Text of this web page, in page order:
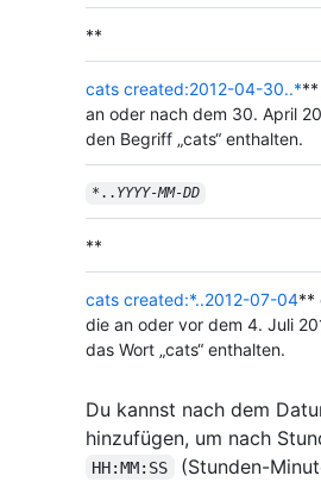
**
cats created:2012-04-30..***
an oder nach dem 30. April
den Begriff „cats“ enthalten.
*.. YYYY-MM-DD
**
cats created:*..2012-07-04**
die an oder vor dem 4. Juli
das Wort „cats“ enthalten.
Du kannst nach dem
hinzufügen, um nach
HH:MM:SS (Stunden-